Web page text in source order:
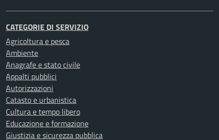
CATEGORIE DI SERVIZIO
Agricoltura e pesca
Ambiente
Anagrafe e stato civile
Appalti pubblici
Autorizzazioni
Catasto e urbanistica
Cultura e tempo libero
Educazione e formazione
Giustizia e sicurezza pubblica